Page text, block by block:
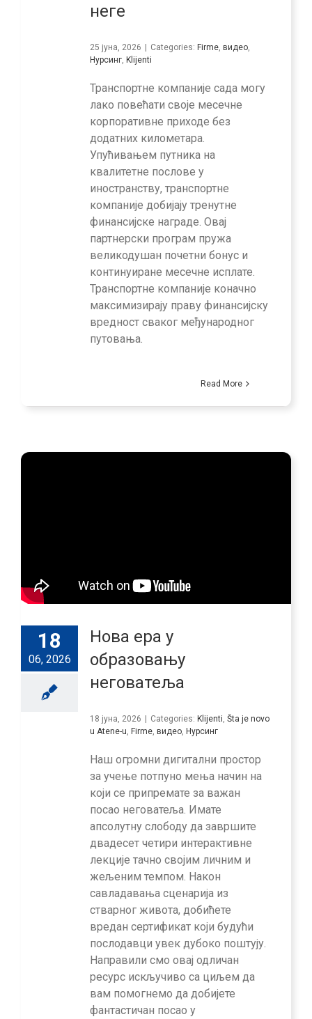
неге
25 јуна, 2026 Categories: Firme, видео,
Нурсинг, Klijenti
Транспортне компаније сада могу
лако повећати своје месечне
корпоративне приходе без
додатних километара.
Упућивањем путника на
квалитетне послове у
иностранству, транспортне
компаније добијају тренутне
финансијске награде. Овај
партнерски програм пружа
великодушан почетни бонус и
континуиране месечне исплате.
Транспортне компаније коначно
максимизирају праву финансијску
вредност сваког међународног
путовања.
Read More
18
06, 2026
Нова ера у
образовању
неговатеља
18 јуна, 2026 Categories: Klijenti, Šta je novo
u Atene-u, Firme, видео, Нурсинг
Наш огромни дигитални простор
за учење потпуно мења начин на
који се припремате за важан
посао неговатеља. Имате
апсолутну слободу да завршите
двадесет четири интерактивне
лекције тачно својим личним и
жељеним темпом. Након
савладавања сценарија из
стварног живота, добићете
вредан сертификат који будући
послодавци увек дубоко поштују.
Направили смо овај одличан
ресурс искључиво са циљем да
вам помогнемо да добијете
фантастичан посао у